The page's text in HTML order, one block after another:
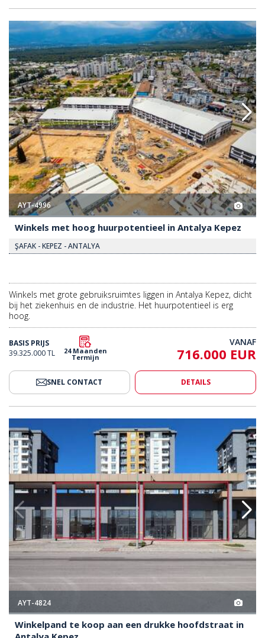
In Antalya Kepez 2 Winkels Met Hoog
AYT-4996
Winkels met hoog huurpotentieel in Antalya Kepez
Winkels met grote gebruiksruimtes liggen in Antalya Kepez, dicht
bij het ziekenhuis en de industrie. Het huurpotentieel is erg
hoog.
39.325.000 TL
24 Maanden
Termijn 716.000 EUR
Drukke Hoofdstraat In Antalya Kepez 2 Winkelpand Te Koop Aan Een
AYT-4824
Winkelpand te koop aan een drukke hoofdstraat in
Antalya Kepez